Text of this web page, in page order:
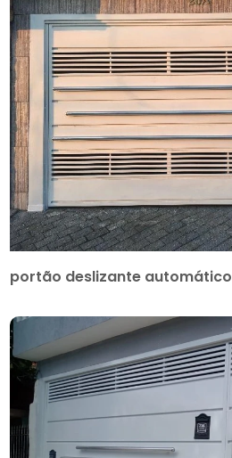
portão deslizante automático